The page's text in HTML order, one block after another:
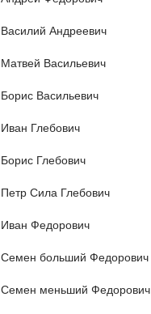
Василий Андреевич
Матвей Васильевич
Борис Васильевич
Иван Глебович
Борис Глебович
Петр Сила Глебович
Иван Федорович
Семен больший Федорович
Семен меньший Федорович